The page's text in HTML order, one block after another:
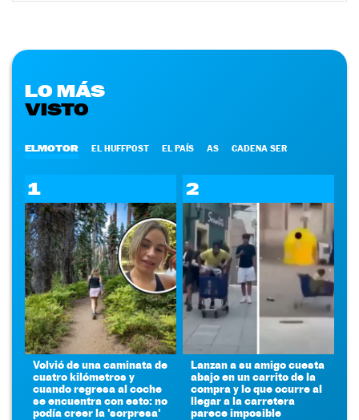
LO MÁS
VISTO
ELMOTOR EL HUFFPOST EL PAÍS AS CADENA SER
1
Volvió de una caminata de
cuatro kilómetros y
cuando regresa al coche
se encuentra con esto: no
podía creer la 'sorpresa'
2
Lanzan a su amigo cuesta
abajo en un carrito de la
compra y lo que ocurre al
llegar a la carretera
parece imposible